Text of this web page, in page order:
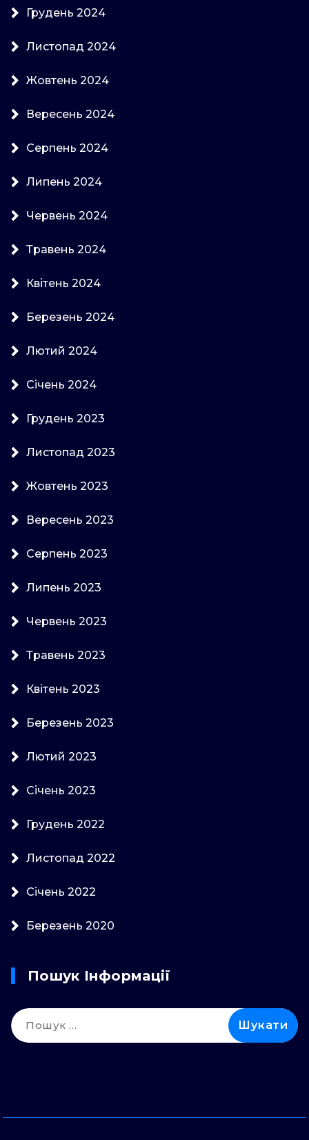
Грудень 2024
Листопад 2024
Жовтень 2024
Вересень 2024
Серпень 2024
Липень 2024
Червень 2024
Травень 2024
Квітень 2024
Березень 2024
Лютий 2024
Січень 2024
Грудень 2023
Листопад 2023
Жовтень 2023
Вересень 2023
Серпень 2023
Липень 2023
Червень 2023
Травень 2023
Квітень 2023
Березень 2023
Лютий 2023
Січень 2023
Грудень 2022
Листопад 2022
Січень 2022
Березень 2020
Пошук Інформації
Пошук: